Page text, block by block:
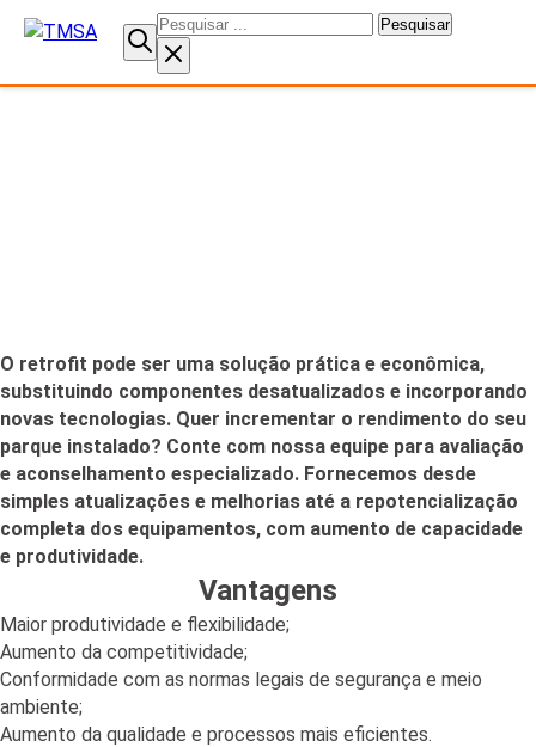
Pesquisar
por:
O retrofit pode ser uma solução prática e econômica,
substituindo componentes desatualizados e incorporando
novas tecnologias. Quer incrementar o rendimento do seu
parque instalado? Conte com nossa equipe para avaliação
e aconselhamento especializado. Fornecemos desde
simples atualizações e melhorias até a repotencialização
completa dos equipamentos, com aumento de capacidade
e produtividade.
Vantagens
Maior produtividade e flexibilidade;
Aumento da competitividade;
Conformidade com as normas legais de segurança e meio
ambiente;
Aumento da qualidade e processos mais eficientes.